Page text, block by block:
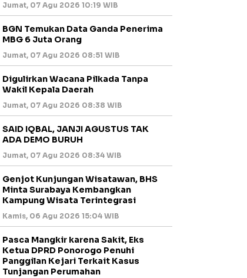
Jumat, 07 Agu 2026 10:19 WIB
BGN Temukan Data Ganda Penerima
MBG 6 Juta Orang
Jumat, 07 Agu 2026 08:51 WIB
Digulirkan Wacana Pilkada Tanpa
Wakil Kepala Daerah
Jumat, 07 Agu 2026 08:38 WIB
SAID IQBAL, JANJI AGUSTUS TAK
ADA DEMO BURUH
Jumat, 07 Agu 2026 08:34 WIB
Genjot Kunjungan Wisatawan, BHS
Minta Surabaya Kembangkan
Kampung Wisata Terintegrasi
Kamis, 06 Agu 2026 15:04 WIB
Pasca Mangkir karena Sakit, Eks
Ketua DPRD Ponorogo Penuhi
Panggilan Kejari Terkait Kasus
Tunjangan Perumahan